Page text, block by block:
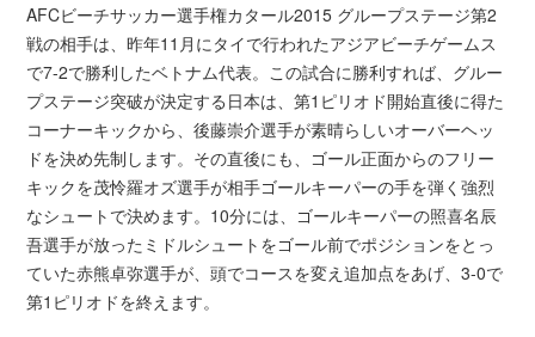
AFCビーチサッカー選手権カタール2015 グループステージ第2
戦の相手は、昨年11月にタイで行われたアジアビーチゲームス
で7-2で勝利したベトナム代表。この試合に勝利すれば、グルー
プステージ突破が決定する日本は、第1ピリオド開始直後に得た
コーナーキックから、後藤崇介選手が素晴らしいオーバーヘッ
ドを決め先制します。その直後にも、ゴール正面からのフリー
キックを茂怜羅オズ選手が相手ゴールキーパーの手を弾く強烈
なシュートで決めます。10分には、ゴールキーパーの照喜名辰
吾選手が放ったミドルシュートをゴール前でポジションをとっ
ていた赤熊卓弥選手が、頭でコースを変え追加点をあげ、3-0で
第1ピリオドを終えます。